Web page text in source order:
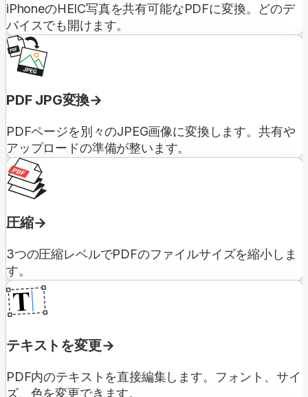
iPhoneのHEIC写真を共有可能なPDFに変換。どのデ
バイスでも開けます。
PDF JPG変換
PDFページを別々のJPEG画像に変換します。共有や
アップロードの準備が整います。
圧縮
3つの圧縮レベルでPDFのファイルサイズを縮小しま
す。
テキストを変更
PDF内のテキストを直接編集します。フォント、サイ
ズ、色を変更できます。